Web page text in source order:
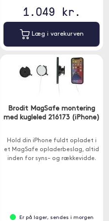
1.049 kr.
Læg i varekurven
Brodit MagSafe montering
med kugleled 216173 (iPhone)
Hold din iPhone fuldt opladet i
et MagSafe opladerbeslag, altid
inden for syns- og rækkevidde.
Er på lager, sendes i morgen